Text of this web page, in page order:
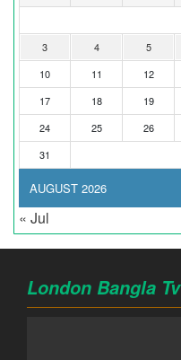
AUGUST 2026
3
4 5
10
11 12
17
18 19
24
25 26
31
« Jul
London Bangla Tv